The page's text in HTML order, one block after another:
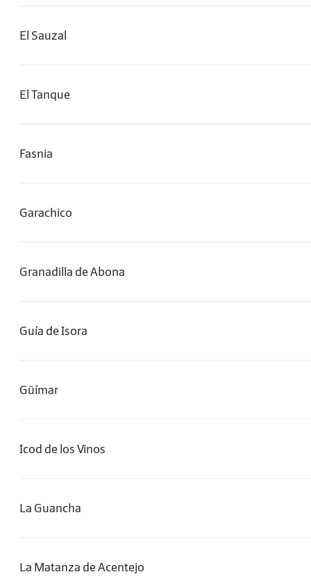
El Sauzal
El Tanque
Fasnia
Garachico
Granadilla de Abona
Guía de Isora
Güímar
Icod de los Vinos
La Guancha
La Matanza de Acentejo